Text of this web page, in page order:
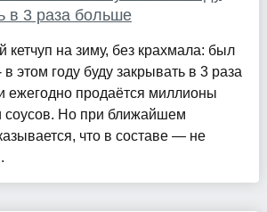
в 3 раза больше
кетчуп на зиму, без крахмала: был
этом году буду закрывать в 3 раза
ежегодно продаётся миллионы
соусов. Но при ближайшем
что в составе — не